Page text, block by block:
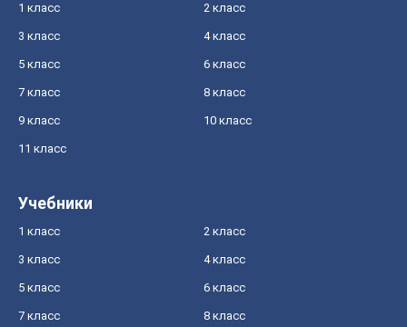
1 класс 2 класс
3 класс 4 класс
5 класс 6 класс
7 класс 8 класс
9 класс 10 класс
11 класс
Учебники
1 класс 2 класс
3 класс 4 класс
5 класс 6 класс
7 класс 8 класс